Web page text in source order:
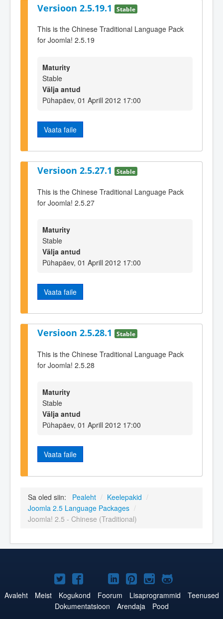
Versioon 2.5.19.1 Stable
This is the Chinese Traditional Language Pack
for Joomla! 2.5.19
Maturity
Stable
Välja antud
Pühapäev, 01 Aprill 2012 17:00
Vaata faile
Versioon 2.5.27.1 Stable
This is the Chinese Traditional Language Pack
for Joomla! 2.5.27
Maturity
Stable
Välja antud
Pühapäev, 01 Aprill 2012 17:00
Vaata faile
Versioon 2.5.28.1 Stable
This is the Chinese Traditional Language Pack
for Joomla! 2.5.28
Maturity
Stable
Välja antud
Pühapäev, 01 Aprill 2012 17:00
Vaata faile
Sa oled siin: Pealeht / Keelepakid /
Joomla 2.5 Language Packages /
Joomla! 2.5 - Chinese (Traditional)
Joomla!
Twitteris
Joomla!
Facebookis
Joomla!
YouTubes
Joomla!
LinkedInis
Joomla!
Pinterestis
Joomla!
Instagramis
Joomla!
GitHubis
Avaleht Meist Kogukond Foorum Lisaprogrammid
Teenused
Dokumentatsioon
Arendaja
Pood